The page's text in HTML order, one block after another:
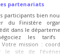
partenariats
participants bien
du Finistère
dans le
les
mission :
site de